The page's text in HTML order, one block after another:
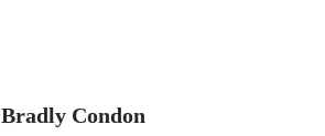
Bradly Condon